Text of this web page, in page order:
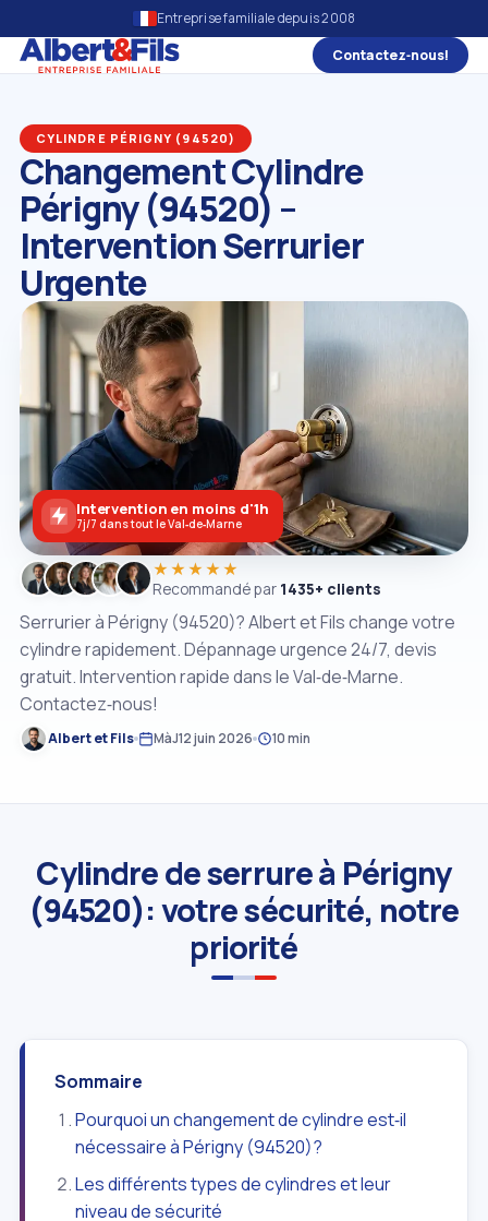
Entreprise familiale depuis 2008
Contactez‑nous!
CYLINDRE PÉRIGNY (94520)
Changement Cylindre
Périgny (94520) –
Intervention Serrurier
Urgente
Serrurier à Périgny (94520)? Albert et Fils change votre
cylindre rapidement. Dépannage urgence 24/7, devis
gratuit. Intervention rapide dans le Val‑de‑Marne.
Contactez‑nous!
Albert et Fils MàJ12 juin 2026 10 min
★★★★★
Recommandé par 1435+ clients
Intervention en moins d'1h
7j/7 dans tout le Val‑de‑Marne
Cylindre de serrure à Périgny
(94520): votre sécurité, notre
priorité
Sommaire
Pourquoi un changement de cylindre est‑il
nécessaire à Périgny (94520)?
Les différents types de cylindres et leur
niveau de sécurité